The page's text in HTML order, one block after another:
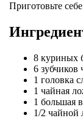
Приготовьте
8 куриных
6 зубчиков
1 головка
1 чайная
1 большая
1/2 чайной